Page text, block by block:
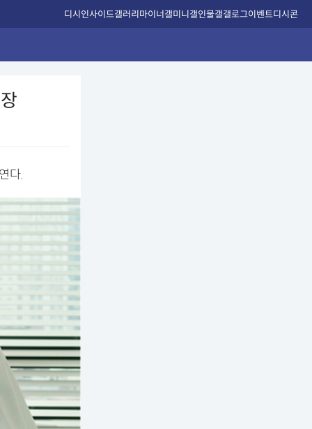
디시인사이드갤러리마이너갤미니갤인물갤갤로그이벤트디시콘
다.